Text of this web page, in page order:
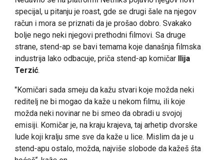
specijal, u pitanju je roast, gde se drugi šale na njegov
račun i mora se priznati da je prošao dobro. Svakako
bolje nego neki njegovi prethodni filmovi. Sa druge
strane, stend-ap se bavi temama koje današnja filmska
industrija lako odbacuje, priča stend-ap komičar
Ilija
Terzić.
"Komičari sada smeju da kažu stvari koje možda neki
reditelj ne bi mogao da kaže u nekom filmu, ili koje
možda neki novinar ne bi smeo da obradi u svojoj
emisiji. Komičar je, na kraju krajeva, taj arhetip dvorske
lude koji kralju sme sve da kaže u lice. Mislim da je u
stend-apu ostalo, možda, najviše slobode da kažeš šta